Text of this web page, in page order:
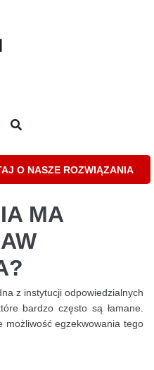
O NASZE ROZWIĄZANIA
MA
z instytucji odpowiedzialnych
bardzo często są łamane.
możliwość egzekwowania tego